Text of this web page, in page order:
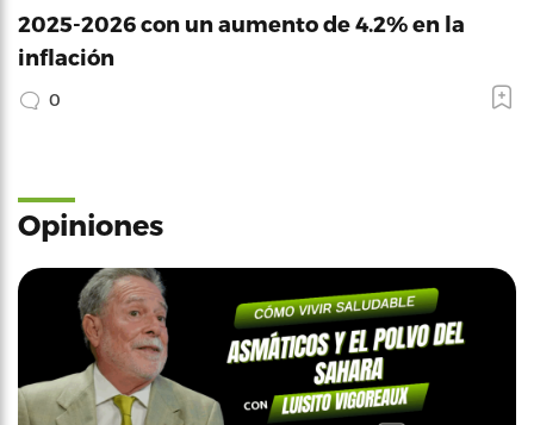
2025-2026 con un aumento de 4.2% en la
inflación
0
Opiniones